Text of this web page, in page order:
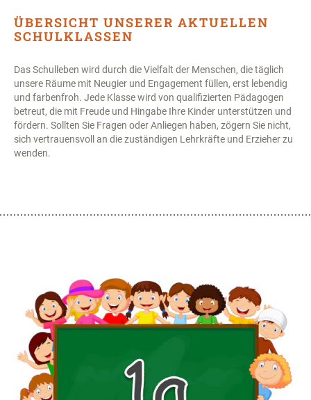
ÜBERSICHT UNSERER AKTUELLEN
SCHULKLASSEN
Das Schulleben wird durch die Vielfalt der Menschen, die täglich
unsere Räume mit Neugier und Engagement füllen, erst lebendig
und farbenfroh. Jede Klasse wird von qualifizierten Pädagogen
betreut, die mit Freude und Hingabe Ihre Kinder unterstützen und
fördern. Sollten Sie Fragen oder Anliegen haben, zögern Sie nicht,
sich vertrauensvoll an die zuständigen Lehrkräfte und Erzieher zu
wenden.